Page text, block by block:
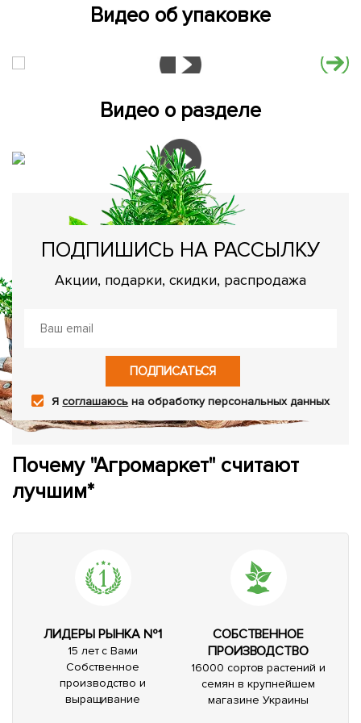
Видео об упаковке
Видео о разделе
ПОДПИШИСЬ НА РАССЫЛКУ
Акции, подарки, скидки, распродажа
ПОДПИСАТЬСЯ
Ясоглашаюсь на обработку персональных данных
Почему "Агромаркет" считают
лучшим*
ЛИДЕРЫ РЫНКА №1
15 лет с Вами
Собственное
производство и
выращивание
СОБСТВЕННОЕ
ПРОИЗВОДСТВО
16000 сортов растений и
семян в крупнейшем
магазине Украины